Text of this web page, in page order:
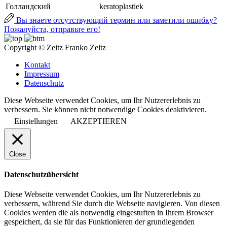
Голландский
keratoplastiek
Вы знаете отсутствующий термин или заметили ошибку?
Пожалуйста, отправьте его!
Copyright © Zeitz Franko Zeitz
Kontakt
Impressum
Datenschutz
Diese Webseite verwendet Cookies, um Ihr Nutzererlebnis zu
verbessern. Sie können nicht notwendige Cookies deaktivieren.
Einstellungen
AKZEPTIEREN
Close
Datenschutzübersicht
Diese Webseite verwendet Cookies, um Ihr Nutzererlebnis zu
verbessern, während Sie durch die Webseite navigieren. Von diesen
Cookies werden die als notwendig eingestuften in Ihrem Browser
gespeichert, da sie für das Funktionieren der grundlegenden